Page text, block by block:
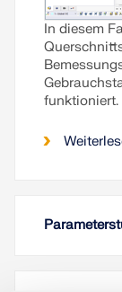
In diesem
funktioniert.